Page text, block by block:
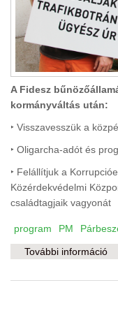
A Fidesz
kormányváltás után:
‣ Visszavesszük a
‣ Oligarcha-adót és
‣ Felállítjuk a
Közérdekvédelmi
családtagjaik vagyonát
program PM
További információ